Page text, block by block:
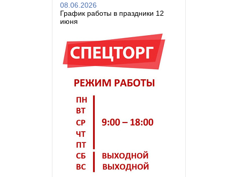
08.06.2026
График работы в праздники 12
июня